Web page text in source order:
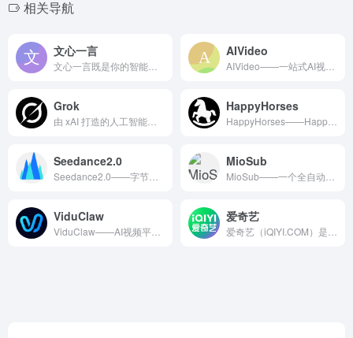
相关导航
文心一言 AIVideo
Grok HappyHorses
Seedance2.0 MioSub
ViduClaw 爱奇艺